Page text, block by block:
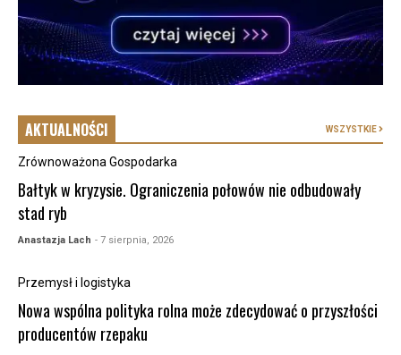
AKTUALNOŚCI WSZYSTKIE
Zrównoważona Gospodarka
Bałtyk w kryzysie. Ograniczenia połowów nie odbudowały
stad ryb
Anastazja Lach - 7 sierpnia, 2026
Przemysł i logistyka
Nowa wspólna polityka rolna może zdecydować o przyszłości
producentów rzepaku